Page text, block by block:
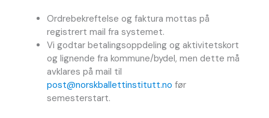
Ordrebekreftelse og faktura mottas på
registrert mail fra systemet.
Vi godtar betalingsoppdeling og aktivitetskort
og lignende fra kommune/bydel, men dette må
avklares på mail til
post@norskballettinstitutt.no før
semesterstart.